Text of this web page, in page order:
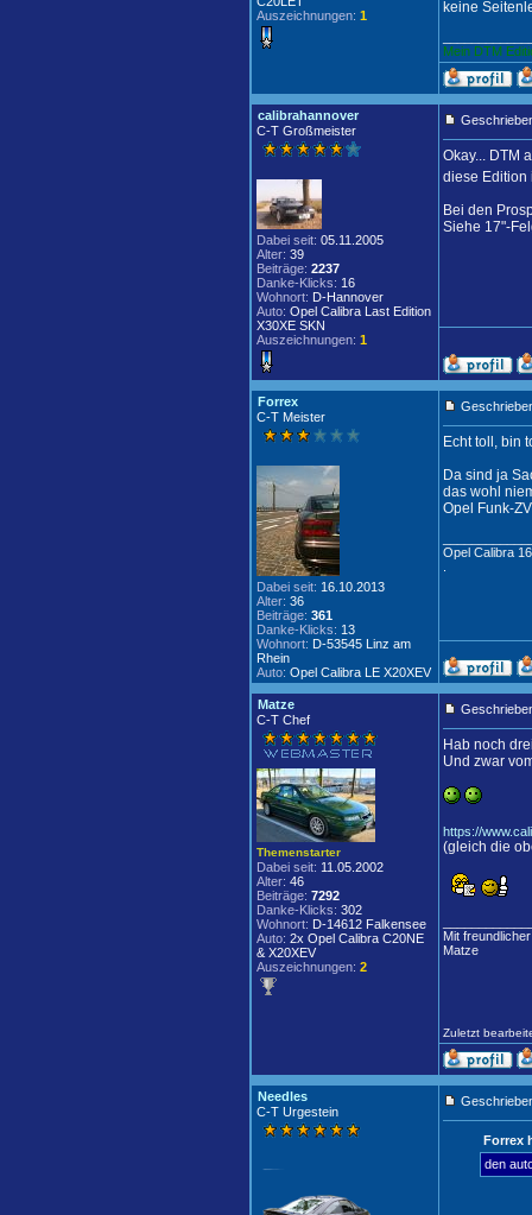
Auszeichnungen: 1 keine
Mein DTM
calibrahannover
C-T Großmeister
Dabei seit: 05.11.2005
Alter: 39
Beiträge: 2237
Danke-Klicks: 16
Wohnort: D-Hannover
Auto: Opel Calibra Last Edition
X30XE SKN
Auszeichnungen: 1
Okay... DTM
diese Edition
Bei den
Siehe 17"-
Forrex
C-T Meister
Dabei seit: 16.10.2013
Alter: 36
Beiträge: 361
Danke-Klicks: 13
Wohnort: D-53545 Linz am
Rhein
Auto: Opel Calibra LE X20XEV
Echt toll, bin
Da sind ja
das wohl
Opel Funk-
Opel Calibra
Matze
C-T Chef
Themenstarter
Dabei seit: 11.05.2002
Alter: 46
Beiträge: 7292
Danke-Klicks: 302
Wohnort: D-14612 Falkensee
Auto: 2x Opel Calibra C20NE
& X20XEV
Auszeichnungen: 2
Hab noch
Und zwar
https://
(gleich die
Mit
Matze
Zuletzt
Needles
C-T Urgestein
Forrex
den